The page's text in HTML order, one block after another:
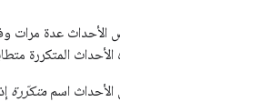
تتكرّر بعض الأحداث عدة مرات
تكون هذه الأحداث المتكررة
يُطلق على الأحداث اسم متكرّرة